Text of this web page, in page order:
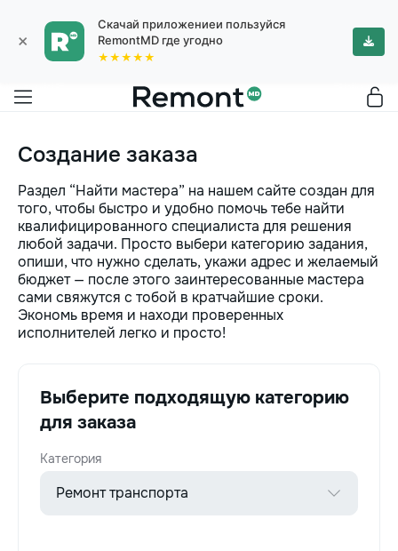
×
Скачай приложениеи пользуйся
RemontMD где угодно
★★★★★
Создание заказа
Раздел “Найти мастера” на нашем сайте создан для
того, чтобы быстро и удобно помочь тебе найти
квалифицированного специалиста для решения
любой задачи. Просто выбери категорию задания,
опиши, что нужно сделать, укажи адрес и желаемый
бюджет — после этого заинтересованные мастера
сами свяжутся с тобой в кратчайшие сроки.
Экономь время и находи проверенных
исполнителей легко и просто!
Выберите подходящую категорию
для заказа
Категория